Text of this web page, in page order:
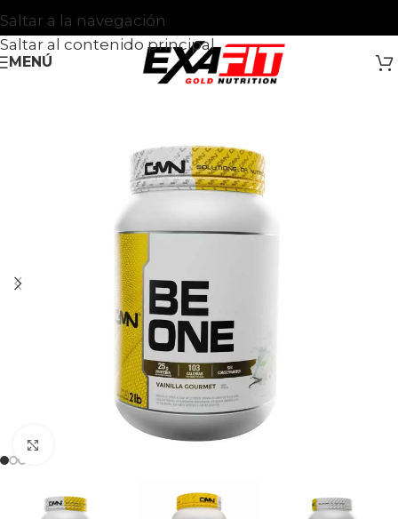
Saltar a la navegación
Saltar al contenido principal
MENÚ
Haga clic para ampliar